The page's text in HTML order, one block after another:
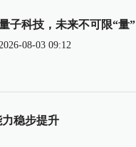
子科技，未来不可限“量”
2026-08-03 09:12
稳步提升